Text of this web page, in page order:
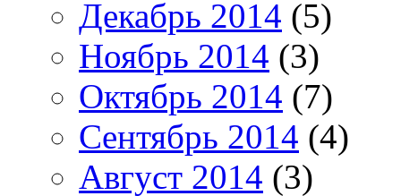
Декабрь 2014 (5)
Ноябрь 2014 (3)
Октябрь 2014 (7)
Сентябрь 2014 (4)
Август 2014 (3)